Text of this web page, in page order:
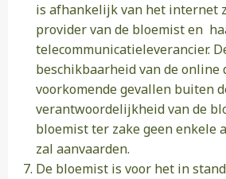
is afhankelijk van het internet
provider van de bloemist en
telecommunicatieleverancier.
beschikbaarheid van de online
voorkomende gevallen buiten
verantwoordelijkheid van de
bloemist ter zake geen enkele
zal aanvaarden.
De bloemist is voor het in